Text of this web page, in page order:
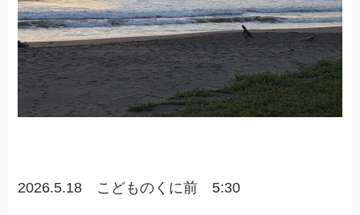
2026.5.18 こどものくに前 5:30